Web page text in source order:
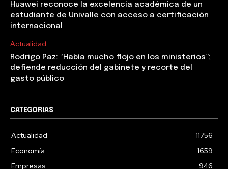
Huawei reconoce la excelencia académica de un
estudiante de Univalle con acceso a certificación
internacional
Actualidad
Rodrigo Paz: “Había mucho flojo en los ministerios”;
defiende reducción del gabinete y recorte del
gasto público
CATEGORIAS
Actualidad
11756
Economía
1659
Empresas
946